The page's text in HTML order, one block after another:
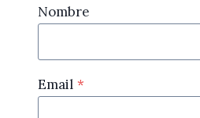
Nombre
Email *